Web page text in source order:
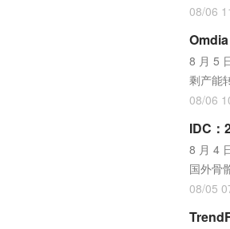
08/06
8 月 5
剩产能
08/06
IDC：
8 月 4
国外骨
08/05